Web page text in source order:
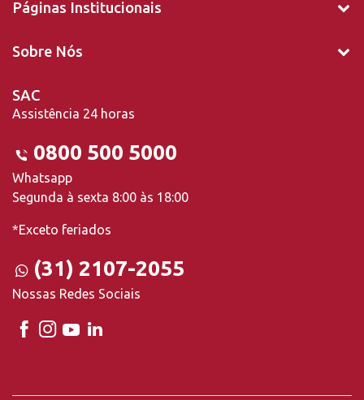
Páginas Institucionais
Sobre Nós
SAC
Assistência 24 horas
0800 500 5000
Whatsapp
Segunda à sexta 8:00 às 18:00
*Exceto feriados
(31) 2107-2055
Nossas Redes Sociais